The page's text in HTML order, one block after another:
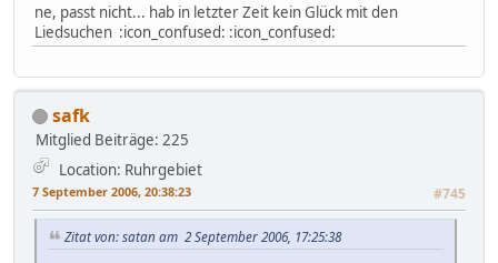
ne, passt nicht... hab in letzter Zeit kein Glück mit den
Liedsuchen :icon_confused: :icon_confused:
safk
Mitglied Beiträge: 225
Location: Ruhrgebiet
7 September 2006, 20:38:23 #745
Zitat von: satan am 2 September 2006, 17:25:38